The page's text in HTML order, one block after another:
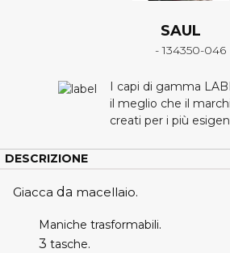
SAUL
- 134350-046
I capi di gamma
il meglio che il
creati per i più
DESCRIZIONE
Giacca da macellaio.
Maniche trasformabili.
3 tasche.